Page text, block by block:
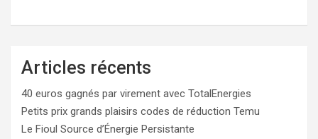
Articles récents
40 euros gagnés par virement avec TotalEnergies
Petits prix grands plaisirs codes de réduction Temu
Le Fioul Source d’Énergie Persistante